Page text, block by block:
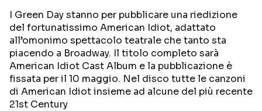
Seguici sui social
I Green Day stanno per pubblicare una riedizione
del fortunatissimo American Idiot, adattato
all’omonimo spettacolo teatrale che tanto sta
piacendo a Broadway. Il titolo completo sarà
American Idiot Cast Album e la pubblicazione è
fissata per il 10 maggio. Nel disco tutte le canzoni
di American Idiot insieme ad alcune del più recente
21st Century